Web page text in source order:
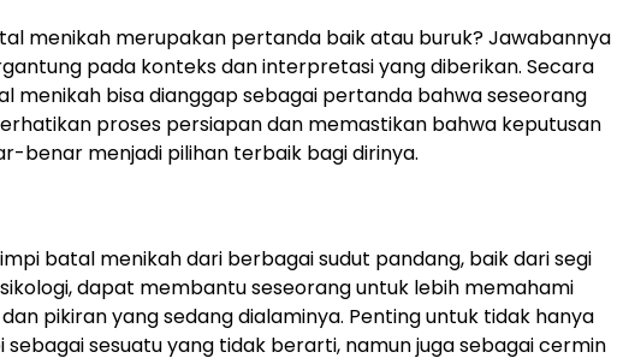
menikah merupakan pertanda baik atau buruk? Jawabannya
pada konteks dan interpretasi yang diberikan. Secara
menikah bisa dianggap sebagai pertanda bahwa seseorang
proses persiapan dan memastikan bahwa keputusan
benar menjadi pilihan terbaik bagi dirinya.
batal menikah dari berbagai sudut pandang, baik dari segi
dapat membantu seseorang untuk lebih memahami
pikiran yang sedang dialaminya. Penting untuk tidak hanya
sebagai sesuatu yang tidak berarti, namun juga sebagai cermin